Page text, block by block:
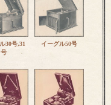
30号,31
号
イーグル50号